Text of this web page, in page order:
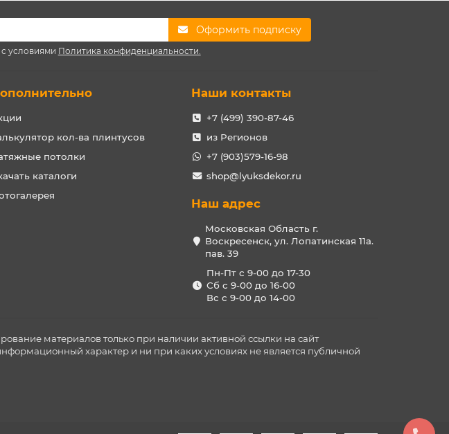
Оформить подписку
условиями Политика конфиденциальности.
кол-ва плинтусов
потолки
каталоги
Наши контакты
+7 (499) 390-87-46
из Регионов
+7 (903)579-16-98
shop@lyuksdekor.ru
Наш адрес
Московская Область г.
Воскресенск, ул. Лопатинская 11а.
пав. 39
Пн-Пт с 9-00 до 17-30
Сб с 9-00 до 16-00
Вс с 9-00 до 14-00
материалов только при наличии активной ссылки на сайт
характер и ни при каких условиях не является публичной